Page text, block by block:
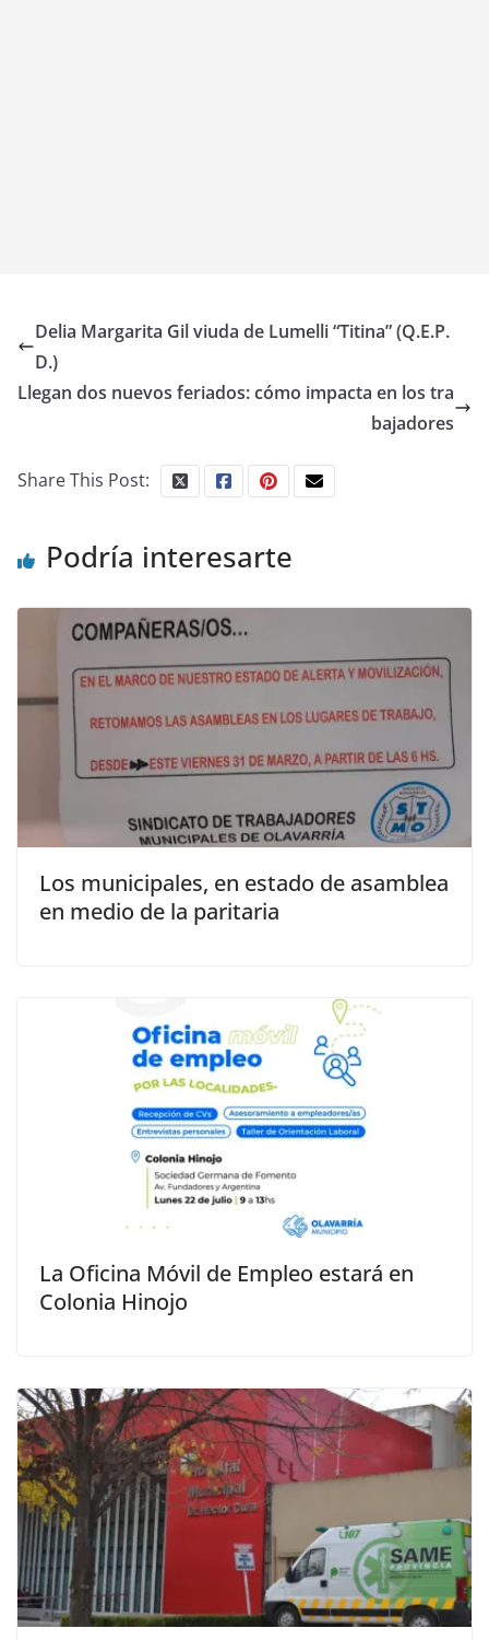
Delia Margarita Gil viuda de Lumelli “Titina” (Q.E.P.
D.)
Llegan dos nuevos feriados: cómo impacta en los tra
bajadores
Share This Post:
Podría interesarte
Los municipales, en estado de asamblea
en medio de la paritaria
La Oficina Móvil de Empleo estará en
Colonia Hinojo